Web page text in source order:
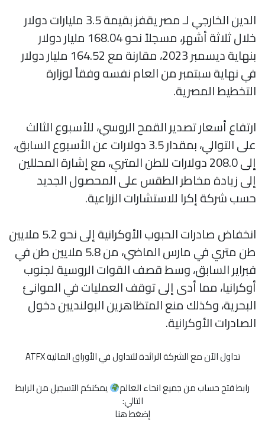
الدين الخارجي لـ مصر يقفز بقيمة 3.5 مليارات دولار
خلال ثلاثة أشهر، مسجلاً نحو 168.04 مليار دولار
بنهاية ديسمبر 2023، مقارنة مع 164.52 مليار دولار
في نهاية سبتمبر من العام نفسه وفقاً لوزارة
التخطيط المصرية.
ارتفاع أسعار تصدير القمح الروسي، للأسبوع الثالث
على التوالي، بمقدار 3.5 دولارات عن الأسبوع السابق،
إلى 208.0 دولارات للطن المتري، مع إشارة المحللين
إلى زيادة مخاطر الطقس على المحصول الجديد
حسب شركة إكرا للاستشارات الزراعية.
انخفاض صادرات الحبوب الأوكرانية إلى نحو 5.2 ملايين
طن متري في مارس الماضي، من 5.8 ملايين طن في
فبراير السابق، وسط قصف القوات الروسية لجنوب
أوكرانيا، مما أدى إلى توقف العمليات في الموانئ
البحرية، وكذلك منع المتظاهرين البولنديين دخول
الصادرات الأوكرانية.
تداول الآن مع الشركة الرائدة للتداول في الأوراق المالية ATFX
رابط فتح حساب من جميع انحاء العالم
يمكنكم التسجيل من الرابط
التالي:
إضغط هنا